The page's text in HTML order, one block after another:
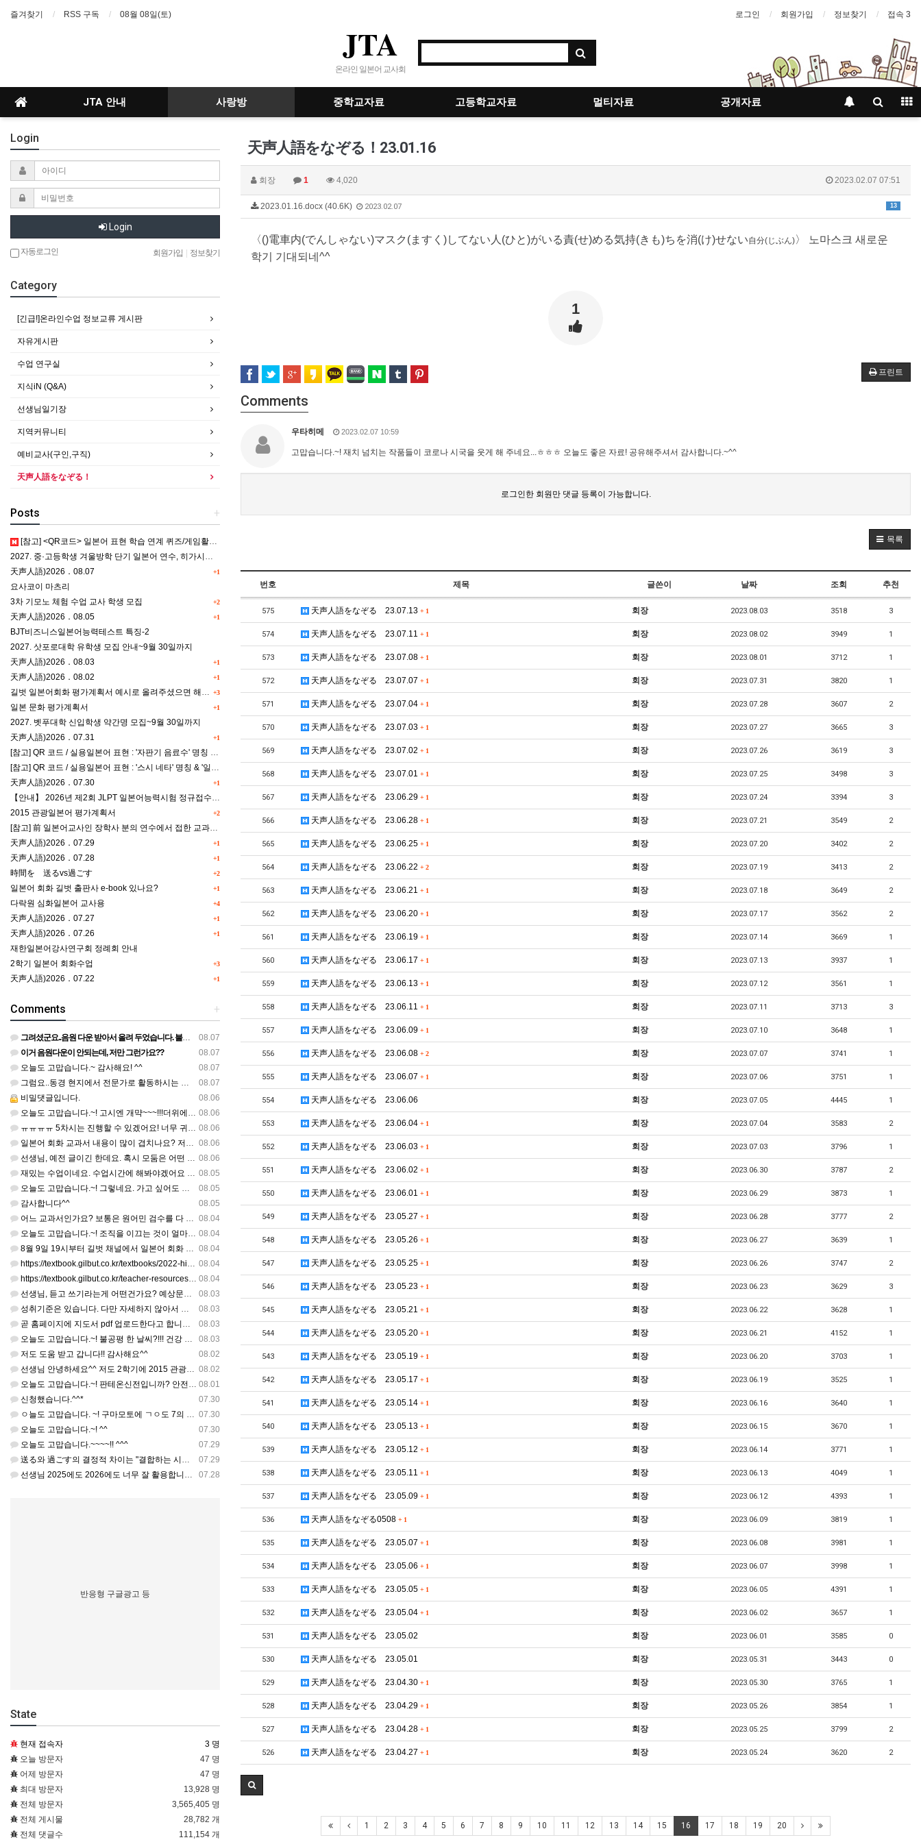
즐겨찾기 RSS 구독 08월 08일(토) 로그인 회원가입 정보찾기 접속 3
JTA
온라인 일본어 교사회
JTA 안내 사랑방 중학교자료 고등학교자료 멀티자료 공개자료
天声人語をなぞる！23.01.16
회장 1 4,020 2023.02.07 07:51
13
2023.01.16.docx (40.6K) 2023.02.07
〈()電車内(でんしゃない)マスク (ますく)してない 人 (ひと)がいる責(せ)める気持(きも)ちを消(け)せない自分(じぶん)〉
노마스크 새로운
학기 기대되네^^
1
프린트
Comments
우타히메 2023.02.07 10:59
고맙습니다.~! 재치 넘치는 작품들이 코로나 시국을 웃게 해 주네요...ㅎㅎㅎ 오늘도 좋은 자료! 공유해주셔서 감사합니다.~^^
로그인한 회원만 댓글 등록이 가능합니다.
목록
번호 제목 글쓴이 날짜 조회 추천
575 天声人語をなぞる 23.07.13 + 1 회장 2023.08.03 3518 3
574 天声人語をなぞる 23.07.11 + 1 회장 2023.08.02 3949 1
573 天声人語をなぞる 23.07.08 + 1 회장 2023.08.01 3712 1
572 天声人語をなぞる 23.07.07 + 1 회장 2023.07.31 3820 1
571 天声人語をなぞる 23.07.04 + 1 회장 2023.07.28 3607 2
570 天声人語をなぞる 23.07.03 + 1 회장 2023.07.27 3665 3
569 天声人語をなぞる 23.07.02 + 1 회장 2023.07.26 3619 3
568 天声人語をなぞる 23.07.01 + 1 회장 2023.07.25 3498 3
567 天声人語をなぞる 23.06.29 + 1 회장 2023.07.24 3394 3
566 天声人語をなぞる 23.06.28 + 1 회장 2023.07.21 3549 2
565 天声人語をなぞる 23.06.25 + 1 회장 2023.07.20 3402 2
564 天声人語をなぞる 23.06.22 + 2 회장 2023.07.19 3413 2
563 天声人語をなぞる 23.06.21 + 1 회장 2023.07.18 3649 2
562 天声人語をなぞる 23.06.20 + 1 회장 2023.07.17 3562 2
561 天声人語をなぞる 23.06.19 + 1 회장 2023.07.14 3669 1
560 天声人語をなぞる 23.06.17 + 1 회장 2023.07.13 3937 1
559 天声人語をなぞる 23.06.13 + 1 회장 2023.07.12 3561 1
558 天声人語をなぞる 23.06.11 + 1 회장 2023.07.11 3713 3
557 天声人語をなぞる 23.06.09 + 1 회장 2023.07.10 3648 1
556 天声人語をなぞる 23.06.08 + 2 회장 2023.07.07 3741 1
555 天声人語をなぞる 23.06.07 + 1 회장 2023.07.06 3751 1
554 天声人語をなぞる 23.06.06 회장 2023.07.05 4445 1
553 天声人語をなぞる 23.06.04 + 1 회장 2023.07.04 3583 2
552 天声人語をなぞる 23.06.03 + 1 회장 2023.07.03 3796 1
551 天声人語をなぞる 23.06.02 + 1 회장 2023.06.30 3787 2
550 天声人語をなぞる 23.06.01 + 1 회장 2023.06.29 3873 1
549 天声人語をなぞる 23.05.27 + 1 회장 2023.06.28 3777 2
548 天声人語をなぞる 23.05.26 + 1 회장 2023.06.27 3639 1
547 天声人語をなぞる 23.05.25 + 1 회장 2023.06.26 3747 2
546 天声人語をなぞる 23.05.23 + 1 회장 2023.06.23 3629 3
545 天声人語をなぞる 23.05.21 + 1 회장 2023.06.22 3628 1
544 天声人語をなぞる 23.05.20 + 1 회장 2023.06.21 4152 1
543 天声人語をなぞる 23.05.19 + 1 회장 2023.06.20 3703 1
542 天声人語をなぞる 23.05.17 + 1 회장 2023.06.19 3525 1
541 天声人語をなぞる 23.05.14 + 1 회장 2023.06.16 3640 1
540 天声人語をなぞる 23.05.13 + 1 회장 2023.06.15 3670 1
539 天声人語をなぞる 23.05.12 + 1 회장 2023.06.14 3771 1
538 天声人語をなぞる 23.05.11 + 1 회장 2023.06.13 4049 1
537 天声人語をなぞる 23.05.09 + 1 회장 2023.06.12 4393 1
536 天声人語をなぞる0508 + 1 회장 2023.06.09 3819 1
535 天声人語をなぞる 23.05.07 + 1 회장 2023.06.08 3981 1
534 天声人語をなぞる 23.05.06 + 1 회장 2023.06.07 3998 1
533 天声人語をなぞる 23.05.05 + 1 회장 2023.06.05 4391 1
532 天声人語をなぞる 23.05.04 + 1 회장 2023.06.02 3657 1
531 天声人語をなぞる 23.05.02 회장 2023.06.01 3585 0
530 天声人語をなぞる 23.05.01 회장 2023.05.31 3443 0
529 天声人語をなぞる 23.04.30 + 1 회장 2023.05.30 3765 1
528 天声人語をなぞる 23.04.29 + 1 회장 2023.05.26 3854 1
527 天声人語をなぞる 23.04.28 + 1 회장 2023.05.25 3799 2
526 天声人語をなぞる 23.04.27 + 1 회장 2023.05.24 3620 2
1 2 3 4 5 6 7 8 9 10 11 12 13 14 15 16 17 18 19 20
Login
Login
자동로그인 회원가입 정보찾기
Category
[긴급!]온라인수업 정보교류 게시판
자유게시판
수업 연구실
지식iN (Q&A)
선생님일기장
지역커뮤니티
예비교사(구인,구직)
天声人語をなぞる！
+
Posts
[참고] <QR코드> 일본어 표현 학습 연계 퀴즈/게임활동 5종
2027. 중·고등학생 겨울방학 단기 일본어 연수, 히가시카와 공립 일본어학교 프로그램 사전안내
+1
天声人語)2026．08.07
요사코이 마츠리
+2
3차 기모노 체험 수업 교사 학생 모집
+1
天声人語)2026．08.05
BJT비즈니스일본어능력테스트 특징-2
2027. 삿포로대학 유학생 모집 안내~9월 30일까지
+1
天声人語)2026．08.03
+1
天声人語)2026．08.02
+3
길벗 일본어회화 평가계획서 예시로 올려주셨으면 해요^^
+1
일본 문화 평가계획서
2027. 벳푸대학 신입학생 약간명 모집~9월 30일까지
+1
天声人語)2026．07.31
[참고] QR 코드 / 실용일본어 표현 : '자판기 음료수' 명칭 & '드럭스토어 약품명' 알아맞히기
[참고] QR 코드 / 실용일본어 표현 : '스시 네타' 명칭 & '일본편의점 상품명' 학습 게임
+1
天声人語)2026．07.30
【안내】 2026년 제2회 JLPT 일본어능력시험 정규접수 일정
+2
2015 관광일본어 평가계획서
[참고] 前 일본어교사인 장학사 분의 연수에서 접한 교과세특작성(매력있는 세특) Tip
+1
天声人語)2026．07.29
+1
天声人語)2026．07.28
+2
時間を 送るvs過ごす
+1
일본어 회화 길벗 출판사 e-book 있나요?
+4
다락원 심화일본어 교사용
+1
天声人語)2026．07.27
+1
天声人語)2026．07.26
재한일본어강사연구회 정례회 안내
+3
2학기 일본어 회화수업
+1
天声人語)2026．07.22
+
Comments
08.07
그려셨군요..음원 다운 받아서 올려 두었습니다. 불편하셨네요..죄송합니다..
08.07
이거 음원다운이 안되는데, 저만 그런가요??
08.07
오늘도 고맙습니다.~ 감사해요! ^^
08.07
그럼요..동경 현지에서 전문가로 활동하시는 기모노 강사 이십니다.
08.06
비밀댓글입니다.
08.06
오늘도 고맙습니다.~! 고시엔 개먁~~~!!!더위에 어떨라나요...감사합니다. ^^
08.06
ㅠㅠㅠㅠ 5차시는 진행할 수 있겠어요! 너무 귀한 자료 정말 감사합니다!!!
08.06
일본어 회화 교과서 내용이 많이 겹치나요? 저는 1,2학기 출판사가 달라서인지, 회화 단어와 분량이 더 많다…
08.06
선생님, 예전 글이긴 한데요. 혹시 모둠은 어떤 식으로 구성하셨을까요? 진단평가를 보시고 모둠장(도우미학생)…
08.05
재밌는 수업이네요. 수업시간에 해봐야겠어요 감사합니다
08.05
오늘도 고맙습니다.~! 그렇네요. 가고 싶어도 다른 사람에게 민폐는 안되는 것... 감사해요. ^^
08.05
감사합니다^^
08.04
어느 교과서인가요? 보통은 원어민 검수를 다 할 것 같은데...
08.04
오늘도 고맙습니다.~! 조직을 이끄는 것이 얼마나 어려운 일일까요? 우선 봉사하는 마음이 필요!!! 감사해요…
08.04
8월 9일 19시부터 길벗 채널에서 일본어 회화 관련 연수를 저작 직강으로 한다고 합니다. 많이 도움이 되실…
08.04
https://textbook.gilbut.co.kr/textbooks/2022-high-school-jap…
08.04
https://textbook.gilbut.co.kr/teacher-resources/2022-high-sc…
08.03
선생님, 듣고 쓰기라는게 어떤건가요? 예상문장 20~30개 중 몇개를 틀어주고 들리는대로 쓰는 건가요? 자세…
08.03
성취기준은 있습니다. 다만 자세하지 않아서 교과서 내용에 맞게 좀 더 구체적으로 재구조화를 하신 선생님이 계…
08.03
곧 홈페이지에 지도서 pdf 업로드한다고 합니다. 이번 주나 다음 주에 e-book 기반 전자저작물도 업로드…
08.03
오늘도 고맙습니다.~! 불공평 한 날씨?!!! 건강 최고 입니다. ^^
08.02
저도 도움 받고 갑니다!! 감사해요^^
08.02
선생님 안녕하세요^^ 저도 2학기에 2015 관광일본어를 평가계획을 세우려고 하는데. ..아무리 찾아도 없어…
08.01
오늘도 고맙습니다.~! 판테온신전입니까? 안전 제일!! ㅎㅎ 감사해요. ^^
07.30
신청했습니다.^^*
07.30
ㅇ늘도 고맙습니다. ~! 구마모토에 ㄱㅇ도 7의 지진,,,무사, 안전을 기도 합니다. 감사해요...
07.30
오늘도 고맙습니다.~! ^^
07.29
오늘도 고맙습니다.~~~~!! ^^^
07.29
送る와 過ごす의 결정적 차이는 "결합하는 시간 단위"와 "묘사 대상"입니다. 過ごす 하루, 오후, 주말, 휴…
07.28
선생님 2025에도 2026에도 너무 잘 활용합니다.. 감사해요!!!
반응형 구글광고 등
State
현재 접속자
3 명
오늘 방문자
47 명
어제 방문자
47 명
최대 방문자
13,928 명
전체 방문자
3,565,405 명
전체 게시물
28,782 개
전체 댓글수
111,154 개